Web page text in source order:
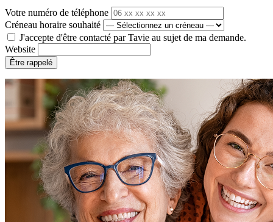
Votre numéro de téléphone
Créneau horaire souhaité
J'accepte d'être contacté par Tavie au sujet de ma demande.
Website
Être rappelé